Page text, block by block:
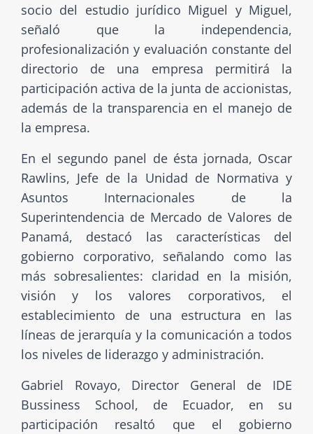
socio del estudio jurídico Miguel y Miguel,
señaló que la independencia,
profesionalización y evaluación constante del
directorio de una empresa permitirá la
participación activa de la junta de accionistas,
además de la transparencia en el manejo de
la empresa.
En el segundo panel de ésta jornada, Oscar
Rawlins, Jefe de la Unidad de Normativa y
Asuntos Internacionales de la
Superintendencia de Mercado de Valores de
Panamá, destacó las características del
gobierno corporativo, señalando como las
más sobresalientes: claridad en la misión,
visión y los valores corporativos, el
establecimiento de una estructura en las
líneas de jerarquía y la comunicación a todos
los niveles de liderazgo y administración.
Gabriel Rovayo, Director General de IDE
Bussiness School, de Ecuador, en su
participación resaltó que el gobierno